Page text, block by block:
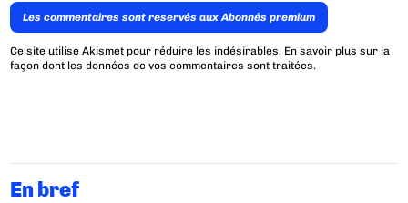
Les commentaires sont reservés aux Abonnés premium
Ce site utilise Akismet pour réduire les indésirables. En savoir plus sur la
façon dont les données de vos commentaires sont traitées.
En bref